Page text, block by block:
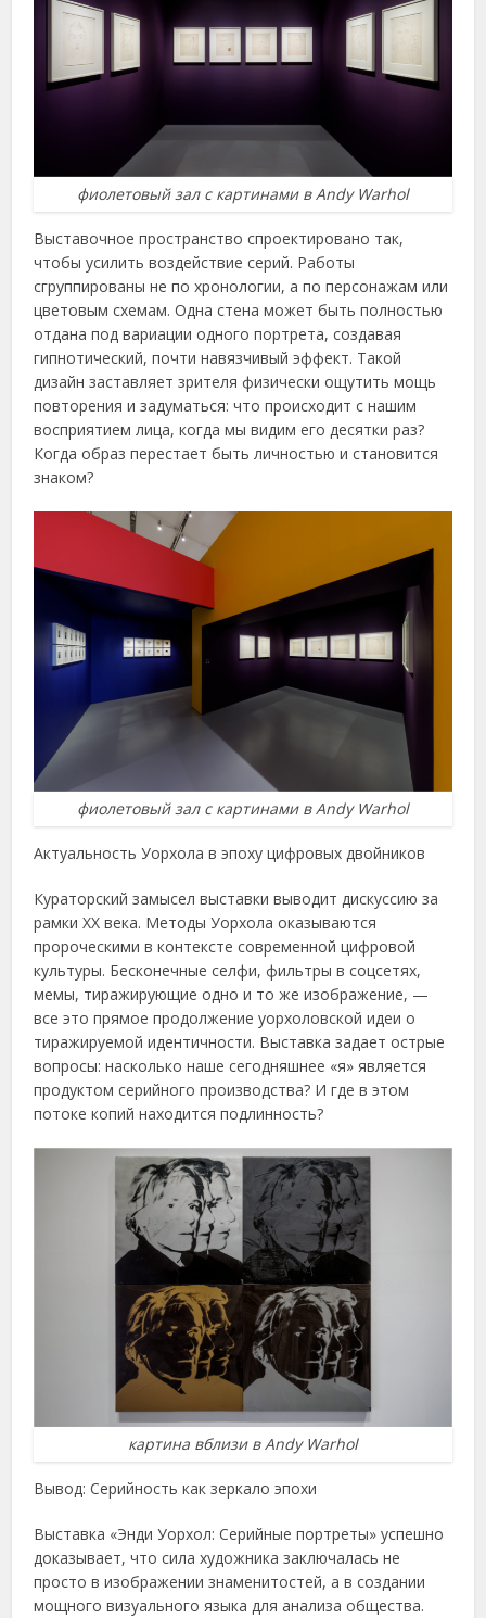
фиолетовый зал с картинами в Andy Warhol
Выставочное пространство спроектировано так,
чтобы усилить воздействие серий. Работы
сгруппированы не по хронологии, а по персонажам или
цветовым схемам. Одна стена может быть полностью
отдана под вариации одного портрета, создавая
гипнотический, почти навязчивый эффект. Такой
дизайн заставляет зрителя физически ощутить мощь
повторения и задуматься: что происходит с нашим
восприятием лица, когда мы видим его десятки раз?
Когда образ перестает быть личностью и становится
знаком?
фиолетовый зал с картинами в Andy Warhol
Актуальность Уорхола в эпоху цифровых двойников
Кураторский замысел выставки выводит дискуссию за
рамки XX века. Методы Уорхола оказываются
пророческими в контексте современной цифровой
культуры. Бесконечные селфи, фильтры в соцсетях,
мемы, тиражирующие одно и то же изображение, —
все это прямое продолжение уорхоловской идеи о
тиражируемой идентичности. Выставка задает острые
вопросы: насколько наше сегодняшнее «я» является
продуктом серийного производства? И где в этом
потоке копий находится подлинность?
картина вблизи в Andy Warhol
Вывод: Серийность как зеркало эпохи
Выставка «Энди Уорхол: Серийные портреты» успешно
доказывает, что сила художника заключалась не
просто в изображении знаменитостей, а в создании
мощного визуального языка для анализа общества.